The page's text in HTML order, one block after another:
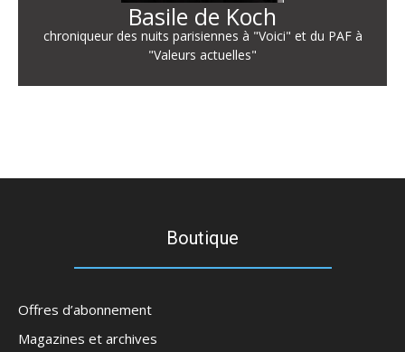
Basile de Koch
chroniqueur des nuits parisiennes à "Voici" et du PAF à
"Valeurs actuelles"
Boutique
Offres d’abonnement
Magazines et archives